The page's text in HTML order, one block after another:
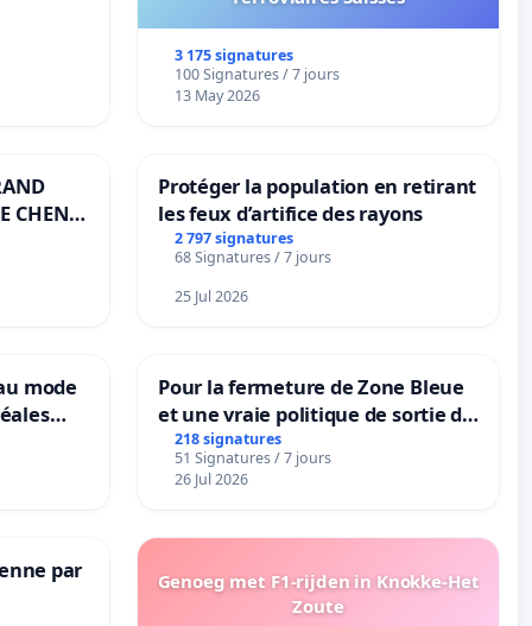
3 175 signatures
100 Signatures / 7 jours
13 May 2026
CHENE-
Protéger la population en retirant
les feux d’artifice des rayons
2 797 signatures
68 Signatures / 7 jours
25 Jul 2026
mode
basé
Pour la fermeture de Zone Bleue
et une vraie politique de sortie de
la dépendance
218 signatures
51 Signatures / 7 jours
26 Jul 2026
par
Genoeg met F1-rijden in Knokke-Het
Zoute